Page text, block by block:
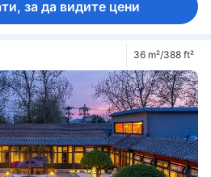
за да видите цени
36 m²/388 ft²